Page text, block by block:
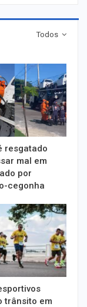
Todos
resgatado
mal em
por
cegonha
trânsito em